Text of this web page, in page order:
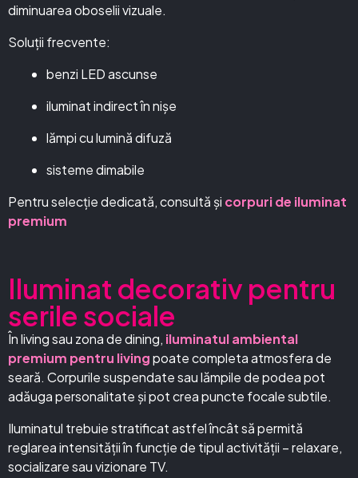
diminuarea oboselii vizuale.
Soluții frecvente:
benzi LED ascunse
iluminat indirect în nișe
lămpi cu lumină difuză
sisteme dimabile
Pentru selecție dedicată, consultă și corpuri de iluminat
premium
Iluminat decorativ pentru
serile sociale
În living sau zona de dining, iluminatul ambiental
premium pentru livingpoate completa atmosfera de
seară. Corpurile suspendate sau lămpile de podea pot
adăuga personalitate și pot crea puncte focale subtile.
Iluminatul trebuie stratificat astfel încât să permită
reglarea intensității în funcție de tipul activității – relaxare,
socializare sau vizionare TV.